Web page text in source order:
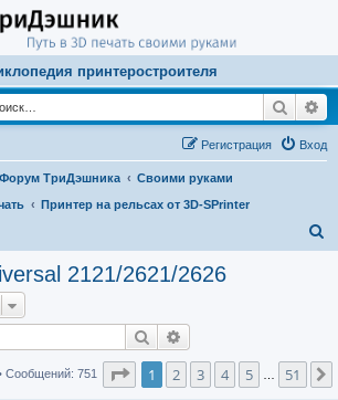
принтеростроителя
Поиск
Вход
Регистрация
Форум ТриДэшника
Своими руками
Принтер на рельсах от 3D-SPrinter
2121/2621/2626
Поиск
Сообщений: 751 Страница1 из
1 2 3 4 5 51